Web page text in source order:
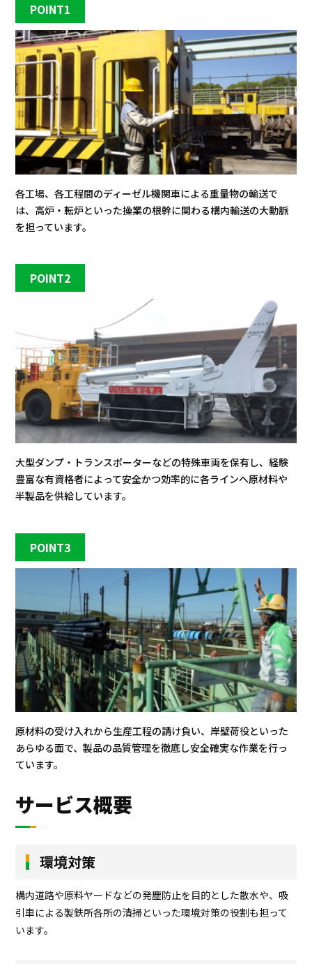
POINT1
各工場、各工程間のディーゼル機関車による重量物の輸送で
は、高炉・転炉といった操業の根幹に関わる構内輸送の大動脈
を担っています。
POINT2
大型ダンプ・トランスポーターなどの特殊車両を保有し、経験
豊富な有資格者によって安全かつ効率的に各ラインへ原材料や
半製品を供給しています。
POINT3
原材料の受け入れから生産工程の請け負い、岸壁荷役といった
あらゆる面で、製品の品質管理を徹底し安全確実な作業を行っ
ています。
サービス概要
環境対策
構内道路や原料ヤードなどの発塵防止を目的とした散水や、吸
引車による製鉄所各所の清掃といった環境対策の役割も担って
います。